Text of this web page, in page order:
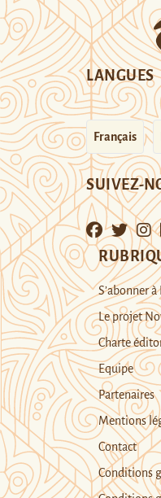
LANGUES
Français
SUIVEZ-
S’abonner
Le projet
Charte
Equipe
Partenaires
Mentions
Contact
Conditions